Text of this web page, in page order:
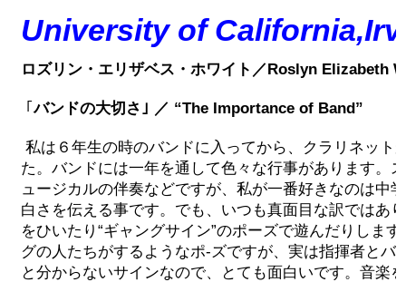
University of
ロズリン・エリザベス・ホワイト／Roslyn Elizabeth
｢バンドの大切さ｣ ／ “The Importance of Band”
私は６年生の時のバンドに入ってから、クラリネット
た。バンドには一年を通して色々な行事があります。
ュージカルの伴奏などですが、私が一番好きなのは中
白さを伝える事です。でも、いつも真面目な訳ではあ
をひいたり“ギャングサイン”のポーズで遊んだりしま
グの人たちがするようなポ-ズですが、実は指揮者とバ
と分からないサインなので、とても面白いです。音楽